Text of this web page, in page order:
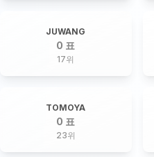
JUWANG
0 표
17위
TOMOYA
0 표
23위